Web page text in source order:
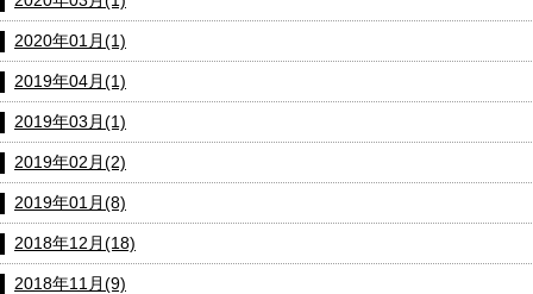
2020年01月(1)
2019年04月(1)
2019年03月(1)
2019年02月(2)
2019年01月(8)
2018年12月(18)
2018年11月(9)